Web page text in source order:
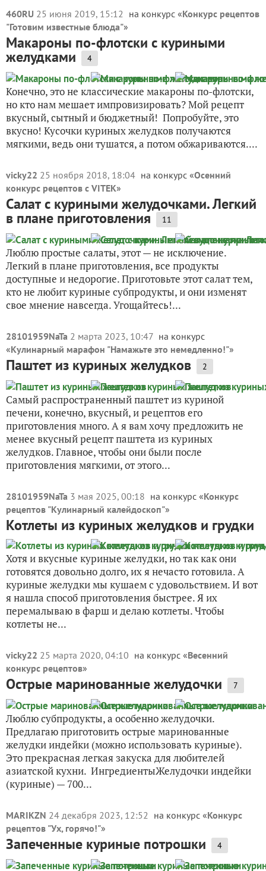
460RU 25 июня 2019, 15:12 на конкурс «Конкурс рецептов
"Готовим известные блюда"»
Макароны по-флотски с куриными
желудками 4
Конечно, это не классические макароны по-флотски,
но кто нам мешает импровизировать? Мой рецепт
вкусный, сытный и бюджетный! Попробуйте, это
вкусно! Кусочки куриных желудков получаются
мягкими, ведь они тушатся, а потом обжариваются....
vicky22 25 ноября 2018, 18:04 на конкурс «Осенний
конкурс рецептов с VITEK»
Салат с куриными желудочками. Легкий
в плане приготовления 11
Люблю простые салаты, этот — не исключение.
Легкий в плане приготовления, все продукты
доступные и недорогие. Приготовьте этот салат тем,
кто не любит куриные субпродукты, и они изменят
свое мнение навсегда. Угощайтесь!...
28101959NaTa 2 марта 2023, 10:47 на конкурс
«Кулинарный марафон "Намажьте это немедленно!"»
Паштет из куриных желудков 2
Самый распространенный паштет из куриной
печени, конечно, вкусный, и рецептов его
приготовления много. А я вам хочу предложить не
менее вкусный рецепт паштета из куриных
желудков. Главное, чтобы они были после
приготовления мягкими, от этого...
28101959NaTa 3 мая 2025, 00:18 на конкурс «Конкурс
рецептов "Кулинарный калейдоскоп"»
Котлеты из куриных желудков и грудки
Хотя и вкусные куриные желудки, но так как они
готовятся довольно долго, их я нечасто готовила. А
куриные желудки мы кушаем с удовольствием. И вот
я нашла способ приготовления быстрее. Я их
перемалываю в фарш и делаю котлеты. Чтобы
котлеты не...
vicky22 25 марта 2020, 04:10 на конкурс «Весенний
конкурс рецептов»
Острые маринованные желудочки 7
Люблю субпродукты, а особенно желудочки.
Предлагаю приготовить острые маринованные
желудки индейки (можно использовать куриные).
Это прекрасная легкая закуска для любителей
азиатской кухни. ИнгредиентыЖелудочки индейки
(куриные) — 700...
MARIKZN 24 декабря 2023, 12:52 на конкурс «Конкурс
рецептов "Ух, горячо!"»
Запеченные куриные потрошки 4